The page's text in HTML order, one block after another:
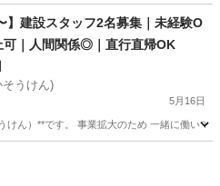
経験】建設スタッフ2名募集｜未経験O
可｜人間関係◎｜直行直帰OK
うけん)
5月16日
けん）**です。 事業拡大のため 一緒に働い